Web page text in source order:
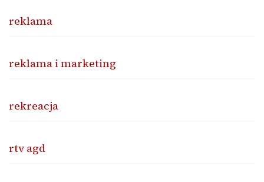
reklama
reklama i marketing
rekreacja
rtv agd